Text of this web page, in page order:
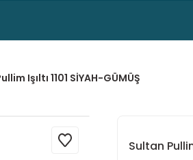
Işıltı 1101 SİYAH-GÜMÜŞ
Sultan